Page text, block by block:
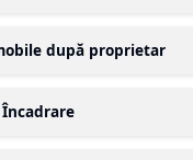
după proprietar